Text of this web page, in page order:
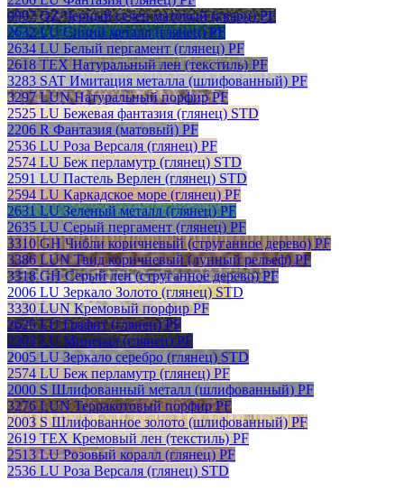
0997 QZ Черный селен матовый (кварц) PF
2632 LU Синий металл (глянец) PF
2634 LU Белый пергамент (глянец) PF
2618 TEX Натуральный лен (текстиль) PF
3283 SAT Имитация металла (шлифованный) PF
3297 LUN Натуральный порфир PF
2525 LU Бежевая фантазия (глянец) STD
2206 R Фантазия (матовый) PF
2536 LU Роза Версаля (глянец) PF
2574 LU Беж перламутр (глянец) STD
2591 LU Пастель Верлен (глянец) STD
2594 LU Каркадское море (глянец) PF
2631 LU Зеленый металл (глянец) PF
2635 LU Серый пергамент (глянец) PF
3310 GH Чибли коричневый (струганное дерево) PF
3386 LUN Твид коричневый (лунный рельеф) PF
3318 GH Серый лен (струганное дерево) PF
2006 LU Зеркало Золото (глянец) STD
3330 LUN Кремовый порфир PF
2625 LU Графит (глянец) PF
2203 LU Минерал (глянец) PF
2005 LU Зеркало серебро (глянец) STD
2574 LU Беж перламутр (глянец) PF
2000 S Шлифованный металл (шлифованный) PF
3276 LUN Терракотовый порфир PF
2003 S Шлифованное золото (шлифованный) PF
2619 TEX Кремовый лен (текстиль) PF
2513 LU Розовый коралл (глянец) PF
2536 LU Роза Версаля (глянец) STD